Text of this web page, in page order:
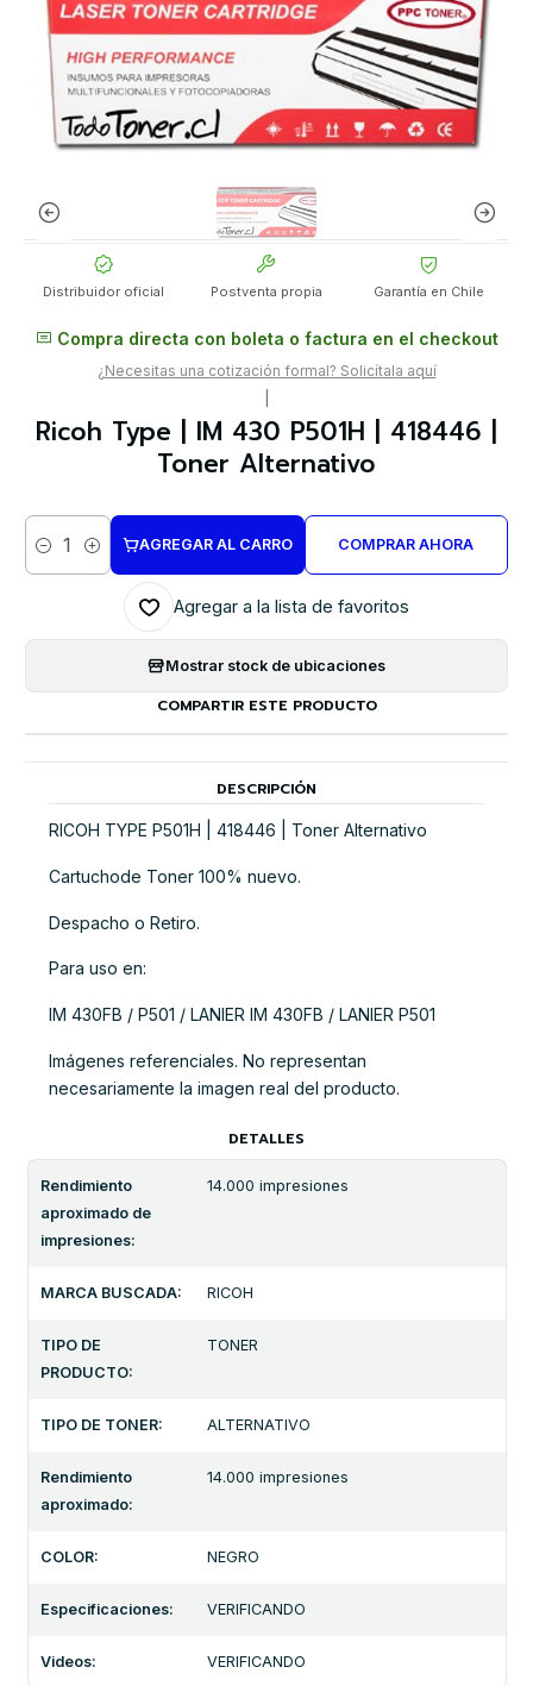
Distribuidor oficial Postventa propia Garantía en Chile
Compra directa con boleta o factura en el checkout
¿Necesitas una cotización formal? Solicítala aquí
Ricoh Type | IM 430 P501H | 418446 |
Toner Alternativo
Cantidad
AGREGAR AL CARRO COMPRAR AHORA
Agregar a la lista de favoritos
Mostrar stock de ubicaciones
COMPARTIR ESTE PRODUCTO
DESCRIPCIÓN
RICOH TYPE P501H | 418446 | Toner Alternativo
Cartuchode Toner 100% nuevo.
Despacho o Retiro.
Para uso en:
IM 430FB / P501 / LANIER IM 430FB / LANIER P501
Imágenes referenciales. No representan
necesariamente la imagen real del producto.
DETALLES
Rendimiento
aproximado de
impresiones:
14.000 impresiones
MARCA BUSCADA: RICOH
TIPO DE
PRODUCTO:
TONER
TIPO DE TONER: ALTERNATIVO
Rendimiento
aproximado:
14.000 impresiones
COLOR: NEGRO
Especificaciones: VERIFICANDO
Videos: VERIFICANDO